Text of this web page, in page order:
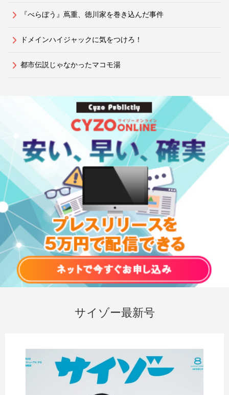
『べらぼう』蔦重、徳川家を巻き込んだ事件
ドメインハイジャックに気をつけろ！
都市伝説じゃなかったマコモ湯
サイゾー最新号